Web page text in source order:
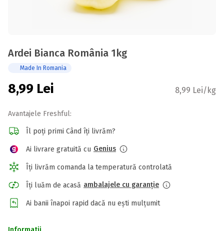
Ardei Bianca România 1kg
Made In Romania
8,99 Lei 8,99 Lei/kg
Avantajele Freshful:
Îl poți primi Când îți livrăm?
Ai livrare gratuită cu Genius
Îți livrăm comanda la temperatură controlată
Îți luăm de acasă ambalajele cu garanție
Ai banii înapoi rapid dacă nu ești mulțumit